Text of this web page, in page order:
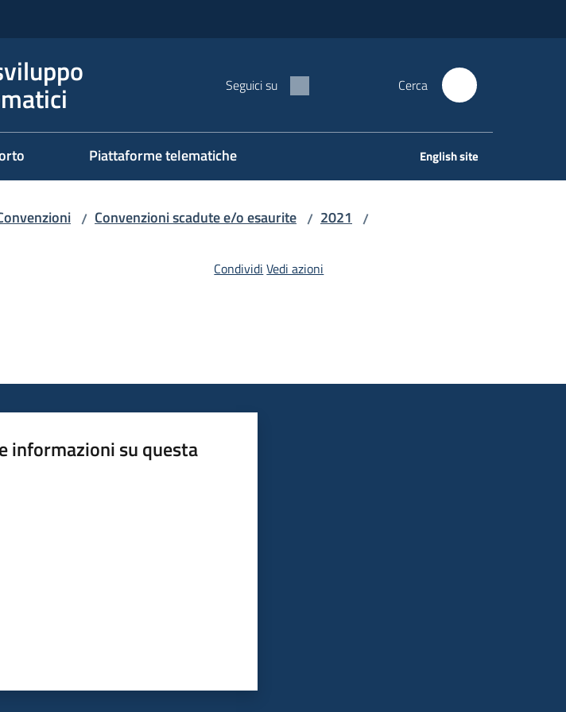
Seguici su Cerca
Piattaforme telematiche English site
/ Convenzioni scadute e/o esaurite / 2021 /
Condividi Vedi azioni
informazioni su questa